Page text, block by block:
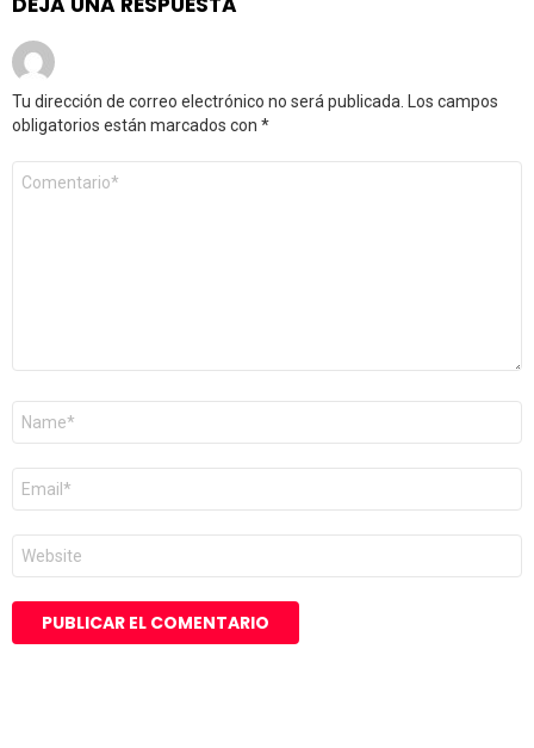
Tu dirección de correo electrónico no será publicada.
Los campos
obligatorios están marcados con *
Comentario
Nombre
Correo
electrónico
*
Web